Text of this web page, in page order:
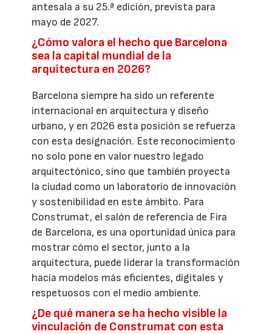
antesala a su 25.ª edición, prevista para
mayo de 2027.
¿Cómo valora el hecho que Barcelona
sea la capital mundial de la
arquitectura en 2026?
Barcelona siempre ha sido un referente
internacional en arquitectura y diseño
urbano, y en 2026 esta posición se refuerza
con esta designación. Este reconocimiento
no solo pone en valor nuestro legado
arquitectónico, sino que también proyecta
la ciudad como un laboratorio de innovación
y sostenibilidad en este ámbito. Para
Construmat, el salón de referencia de Fira
de Barcelona, es una oportunidad única para
mostrar cómo el sector, junto a la
arquitectura, puede liderar la transformación
hacia modelos más eficientes, digitales y
respetuosos con el medio ambiente.
¿De qué manera se ha hecho visible la
vinculación de Construmat con esta